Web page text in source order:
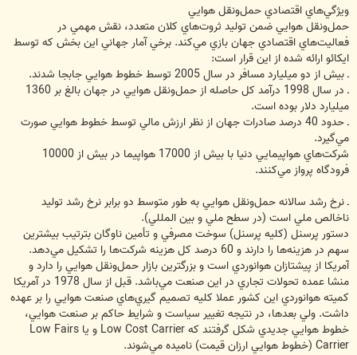
ويژگي‌هاي اقتصادي حمل‌ونقل هوايي
حمل‌ونقل هوايي ضمن توليد ثروت‌هاي كلان متعدد، نقش مهمي در
فعاليت‌هاي اقتصادي جهان بازي مي‌كند. برخي آمار جهاني اين بخش كه توسط
ايكائو ارائه شده از اين قرار است:
ـ بيش از دو ميليارد مسافر در سال 2005 توسط خطوط هوايي جابجا شدند.
ـ در سال 1998 درآمد كل حاصله از حمل‌ونقل هوايي در جهان بالغ بر 1360
ميليارد دلار بوده است.
ـ حدود 40 درصد صادرات جهان از نظر ارزش مالي توسط خطوط هوايي صورت
مي‌گيرد.
شركت‌هاي هواپيمايي دنيا با بيش از 17000 هواپيما در بيش از 10000
فرودگاه پرواز مي‌كنند.
ـ نرخ رشد سالانه حمل‌ونقل هوايي به طور متوسط دو برابر نرخ رشد توليد
ناخالص ملي است (در سطح ملي و بين المللي).
دستور پرسنل (كليه پرسنل) سوخت مصرفي و تأمين ناوگان بترتيب بيشترين
سهم در هزينه‌ها را دارند و 60 درصد كل هزينه شركت‌ها را تشكيل مي‌دهد.
آمريكا از پيشتازان هوانوردي است و بزرگترين بازار حمل‌ونقل هوايي را دارد و
منشا عمده تحولات تجاري در اين صنعت مي‌باشد. قبل از سال 1978 در آمريكا
كميته هوانوردي اين كشور عملا كليه تصميم گيري‌هاي صنعت هوايي را بر عهده
داشت. ولي بعدها، در نتيجه تغيير سياست و شرايط حاكم بر صنعت هوايي،
خطوط هوايي جديدي شكل گرفتند كه Low Cost Carrier و يا Low Fairs
Carrier (خطوط هوايي ارزان قيمت) ناميده مي‌شوند.